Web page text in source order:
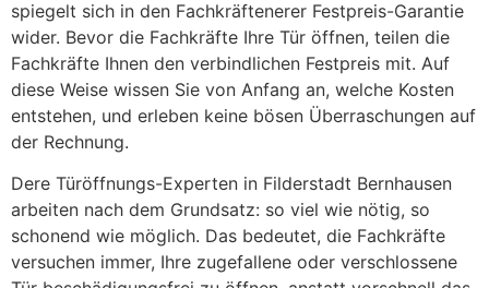
spiegelt sich in den Fachkräftenerer Festpreis-Garantie
wider. Bevor die Fachkräfte Ihre Tür öffnen, teilen die
Fachkräfte Ihnen den verbindlichen Festpreis mit. Auf
diese Weise wissen Sie von Anfang an, welche Kosten
entstehen, und erleben keine bösen Überraschungen auf
der Rechnung.
Dere Türöffnungs-Experten in Filderstadt Bernhausen
arbeiten nach dem Grundsatz: so viel wie nötig, so
schonend wie möglich. Das bedeutet, die Fachkräfte
versuchen immer, Ihre zugefallene oder verschlossene